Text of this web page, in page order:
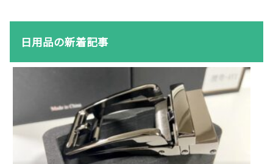
日用品の新着記事